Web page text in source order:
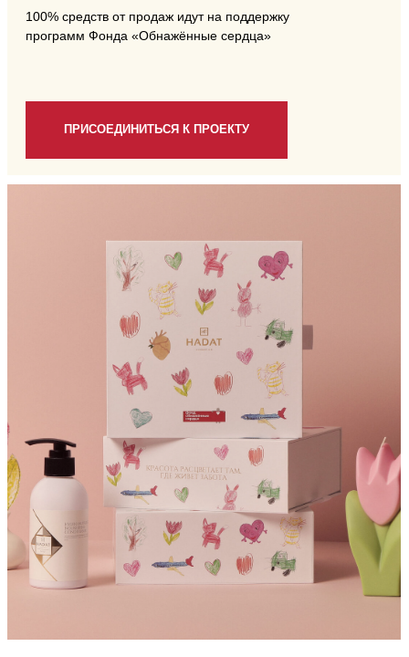
КРАСОТА — ЭТО
НЕ ТОЛЬКО УХОД
ЗА СОБОЙ.ЭТО
ВНУТРЕННЕЕ
СОСТОЯНИЕ.
СОСТОЯНИЕ, КОТОРОЕ ОТРАЖАЕТСЯ